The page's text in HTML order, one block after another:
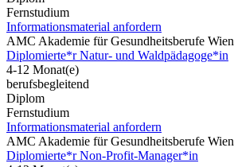
Fernstudium
Informationsmaterial anfordern
AMC Akademie für Gesundheitsberufe Wien
Diplomierte*r Natur- und Waldpädagoge*in
4-12 Monat(e)
berufsbegleitend
Diplom
Fernstudium
Informationsmaterial anfordern
AMC Akademie für Gesundheitsberufe Wien
Diplomierte*r Non-Profit-Manager*in